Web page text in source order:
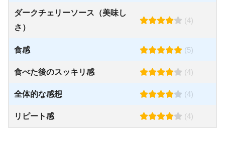
ダークチェリーソース（美味し
さ）
(4)
食感 (5)
食べた後のスッキリ感 (4)
全体的な感想 (4)
リピート感 (4)